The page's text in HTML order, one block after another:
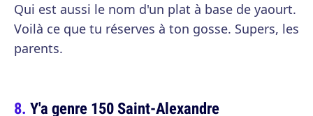
Qui est aussi le nom d'un plat à base de yaourt.
Voilà ce que tu réserves à ton gosse. Supers, les
parents.
Y'a genre 150 Saint-Alexandre